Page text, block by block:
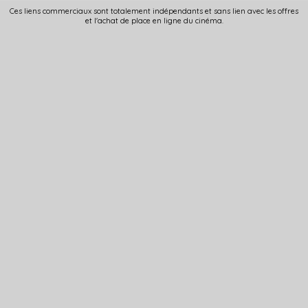
Ces liens commerciaux sont totalement indépendants et sans lien avec les offres
et l'achat de place en ligne du cinéma.